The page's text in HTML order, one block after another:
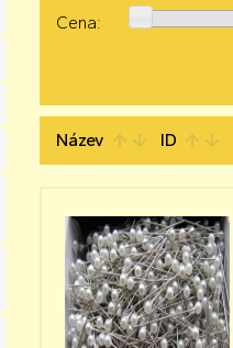
Cena:
Název arrow_upward arrow_downward ID arrow_upward arrow_downward